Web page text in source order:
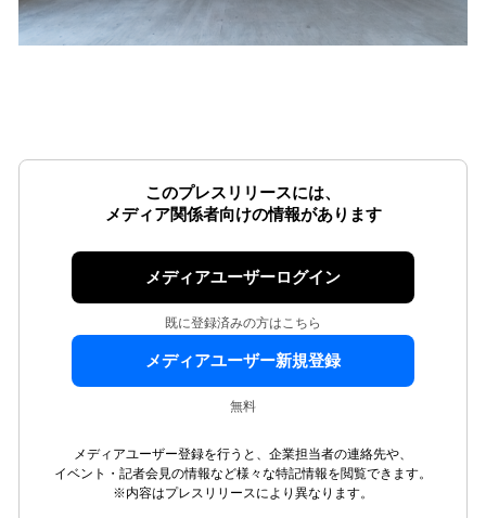
このプレスリリースには、
メディア関係者向けの情報があります
メディアユーザーログイン
既に登録済みの方はこちら
メディアユーザー新規登録
無料
メディアユーザー登録を行うと、企業担当者の連絡先や、
イベント・記者会見の情報など様々な特記情報を閲覧できます。
※内容はプレスリリースにより異なります。